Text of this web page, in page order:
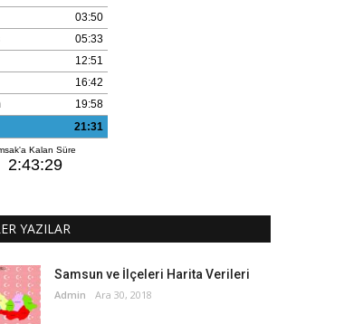
YAZILAR
Samsun ve İlçeleri Harita Verileri
Admin Ara 30, 2018